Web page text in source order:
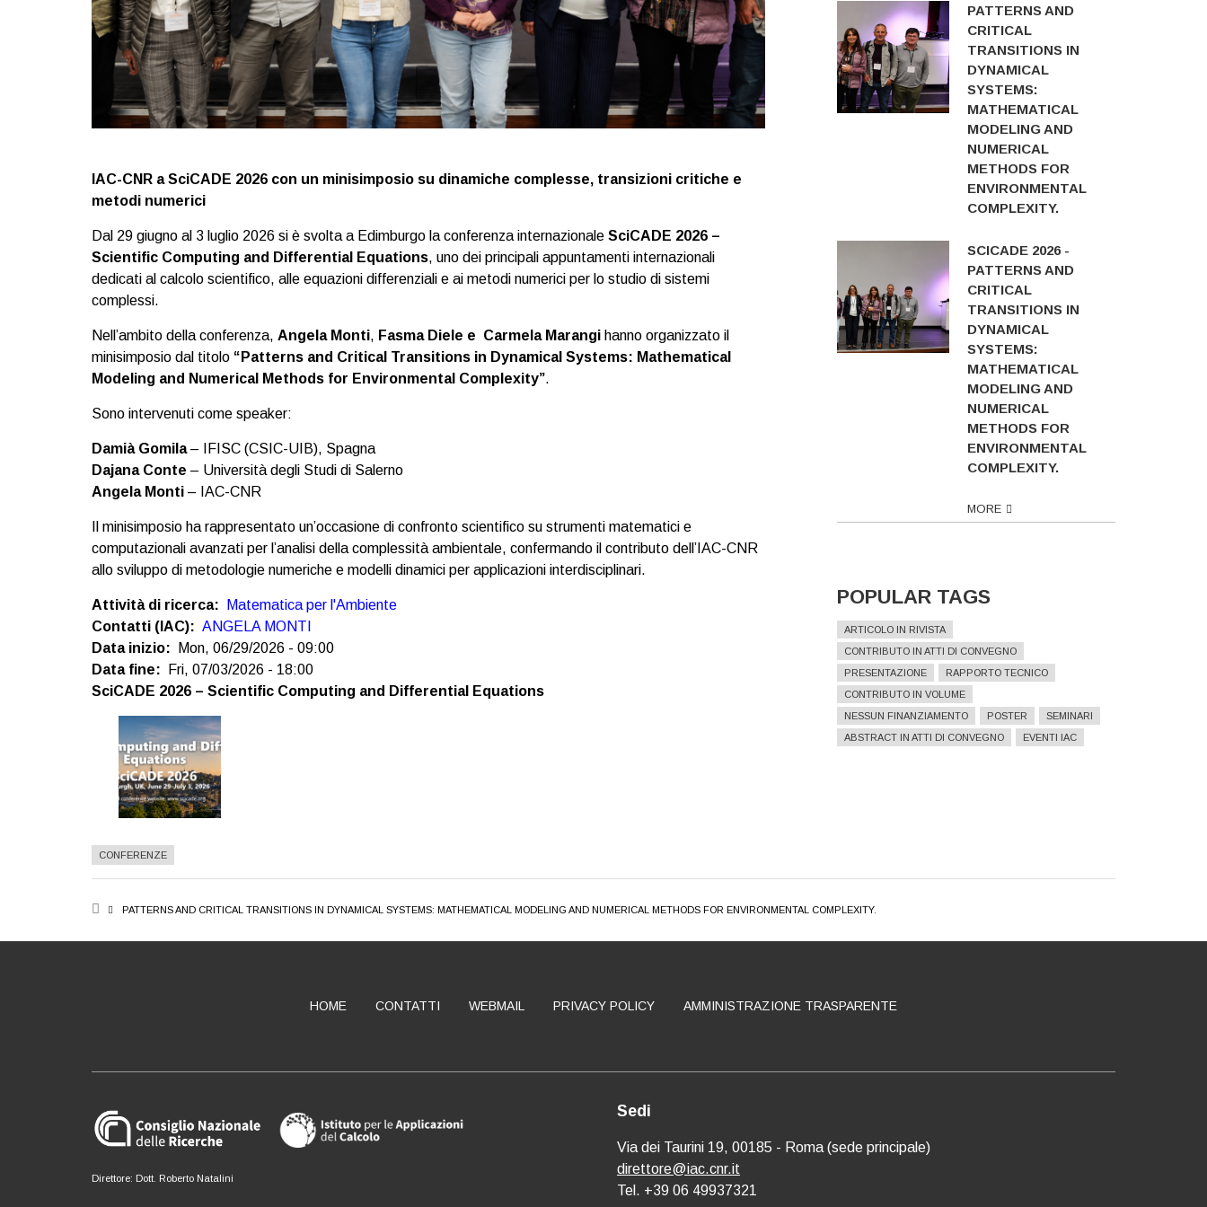
IAC-CNR a SciCADE 2026 con un minisimposio su dinamiche complesse, transizioni critiche e
metodi numerici
Dal 29 giugno al 3 luglio 2026 si è svolta a Edimburgo la conferenza internazionale SciCADE 2026 –
Scientific Computing and Differential Equations, uno dei principali appuntamenti internazionali
dedicati al calcolo scientifico, alle equazioni differenziali e ai metodi numerici per lo studio di sistemi
complessi.
Nell’ambito della conferenza, Angela Monti, Fasma Diele e Carmela Marangi hanno organizzato il
minisimposio dal titolo “Patterns and Critical Transitions in Dynamical Systems: Mathematical
Modeling and Numerical Methods for Environmental Complexity”.
Sono intervenuti come speaker:
Damià Gomila– IFISC (CSIC-UIB), Spagna
Dajana Conte – Università degli Studi di Salerno
Angela Monti – IAC-CNR
Il minisimposio ha rappresentato un’occasione di confronto scientifico su strumenti matematici e
computazionali avanzati per l’analisi della complessità ambientale, confermando il contributo dell’IAC-CNR
allo sviluppo di metodologie numeriche e modelli dinamici per applicazioni interdisciplinari.
Attività di ricerca
Matematica per l'Ambiente
Contatti (IAC)
ANGELA MONTI
Data inizio
Mon, 06/29/2026 - 09:00
Data fine
Fri, 07/03/2026 - 18:00
SciCADE 2026 – Scientific Computing and Differential Equations
CONFERENZE
PATTERNS AND
CRITICAL
TRANSITIONS IN
DYNAMICAL
SYSTEMS:
MATHEMATICAL
MODELING AND
NUMERICAL
METHODS FOR
ENVIRONMENTAL
COMPLEXITY.
SCICADE 2026 -
PATTERNS AND
CRITICAL
TRANSITIONS IN
DYNAMICAL
SYSTEMS:
MATHEMATICAL
MODELING AND
NUMERICAL
METHODS FOR
ENVIRONMENTAL
COMPLEXITY.
MORE
POPULAR TAGS
ARTICOLO IN RIVISTA
CONTRIBUTO IN ATTI DI CONVEGNO
PRESENTAZIONE
RAPPORTO TECNICO
CONTRIBUTO IN VOLUME
NESSUN FINANZIAMENTO
POSTER
SEMINARI
ABSTRACT IN ATTI DI CONVEGNO
EVENTI IAC
BREADCRUMB
PATTERNS AND CRITICAL TRANSITIONS IN DYNAMICAL SYSTEMS: MATHEMATICAL MODELING AND NUMERICAL METHODS FOR ENVIRONMENTAL COMPLEXITY.
HOME CONTATTI WEBMAIL PRIVACY POLICY AMMINISTRAZIONE TRASPARENTE
Direttore: Dott. Roberto Natalini
Sedi
Via dei Taurini 19, 00185 - Roma (sede principale)
direttore@iac.cnr.it
Tel. +39 06 49937321